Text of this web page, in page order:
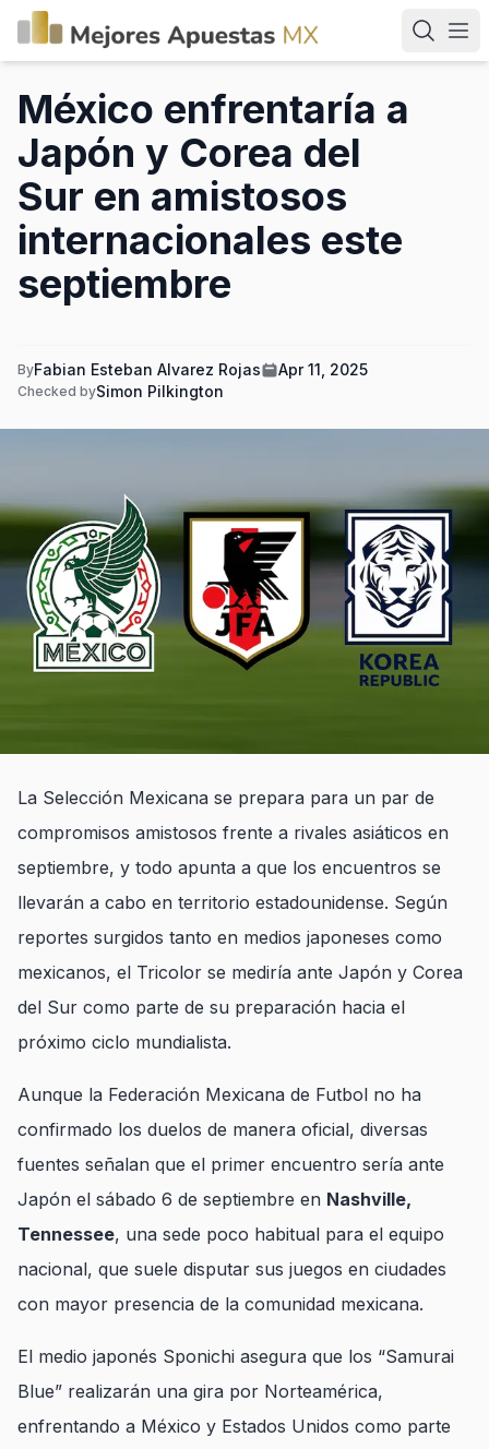
México enfrentaría a
Japón y Corea del
Sur en amistosos
internacionales este
septiembre
ByFabian Esteban Alvarez Rojas Apr 11, 2025
Checked bySimon Pilkington
La Selección Mexicana se prepara para un par de
compromisos amistosos frente a rivales asiáticos en
septiembre, y todo apunta a que los encuentros se
llevarán a cabo en territorio estadounidense. Según
reportes surgidos tanto en medios japoneses como
mexicanos, el Tricolor se mediría ante Japón y Corea
del Sur como parte de su preparación hacia el
próximo ciclo mundialista.
Aunque la Federación Mexicana de Futbol no ha
confirmado los duelos de manera oficial, diversas
fuentes señalan que el primer encuentro sería ante
Japón el sábado 6 de septiembre en Nashville,
Tennessee, una sede poco habitual para el equipo
nacional, que suele disputar sus juegos en ciudades
con mayor presencia de la comunidad mexicana.
El medio japonés Sponichi asegura que los “Samurai
Blue” realizarán una gira por Norteamérica,
enfrentando a México y Estados Unidos como parte